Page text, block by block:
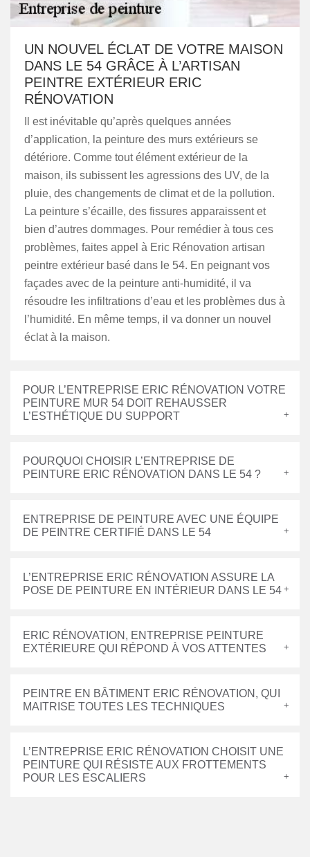
UN NOUVEL ÉCLAT DE VOTRE MAISON
DANS LE 54 GRÂCE À L’ARTISAN
PEINTRE EXTÉRIEUR ERIC
RÉNOVATION
Il est inévitable qu’après quelques années
d’application, la peinture des murs extérieurs se
détériore. Comme tout élément extérieur de la
maison, ils subissent les agressions des UV, de la
pluie, des changements de climat et de la pollution.
La peinture s’écaille, des fissures apparaissent et
bien d’autres dommages. Pour remédier à tous ces
problèmes, faites appel à Eric Rénovation artisan
peintre extérieur basé dans le 54. En peignant vos
façades avec de la peinture anti-humidité, il va
résoudre les infiltrations d’eau et les problèmes dus à
l’humidité. En même temps, il va donner un nouvel
éclat à la maison.
POUR L’ENTREPRISE ERIC RÉNOVATION VOTRE
PEINTURE MUR 54 DOIT REHAUSSER
L’ESTHÉTIQUE DU SUPPORT
POURQUOI CHOISIR L’ENTREPRISE DE
PEINTURE ERIC RÉNOVATION DANS LE 54 ?
ENTREPRISE DE PEINTURE AVEC UNE ÉQUIPE
DE PEINTRE CERTIFIÉ DANS LE 54
L’ENTREPRISE ERIC RÉNOVATION ASSURE LA
POSE DE PEINTURE EN INTÉRIEUR DANS LE 54
ERIC RÉNOVATION, ENTREPRISE PEINTURE
EXTÉRIEURE QUI RÉPOND À VOS ATTENTES
PEINTRE EN BÂTIMENT ERIC RÉNOVATION, QUI
MAITRISE TOUTES LES TECHNIQUES
L’ENTREPRISE ERIC RÉNOVATION CHOISIT UNE
PEINTURE QUI RÉSISTE AUX FROTTEMENTS
POUR LES ESCALIERS